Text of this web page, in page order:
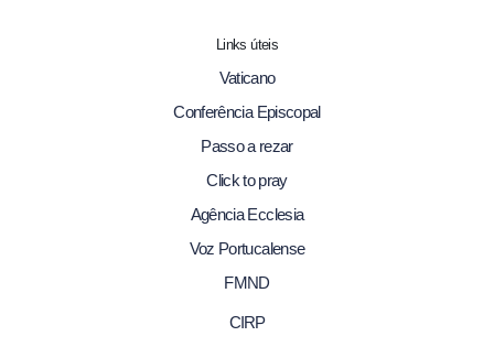
Links úteis
Vaticano
Conferência Episcopal
Passo a rezar
Click to pray
Agência Ecclesia
Voz Portucalense
FMND
CIRP